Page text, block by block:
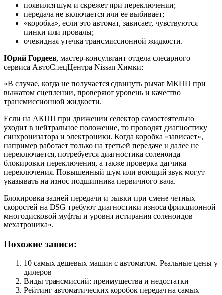
появился шум и скрежет при переключении;
передача не включается или ее выбивает;
«коробка», если это автомат, зависает, чувствуются
пинки или провалы;
очевидная утечка трансмиссионной жидкости.
Юрий Гордеев, мастер-консультант отдела слесарного
сервиса АвтоСпецЦентра Nissan Химки:
«В случае, когда не получается сдвинуть рычаг МКПП при
выжатом сцеплении, проверяют уровень и качество
трансмиссионной жидкости.
Если на АКПП при движении селектор самостоятельно
уходит в нейтральное положение, то проводят диагностику
синхронизатора и электроники. Когда коробка «зависает»,
например работает только на третьей передаче и далее не
переключается, потребуется диагностика соленоида
блокировки переключения, а также проверка датчика
переключения. Повышенный шум или воющий звук могут
указывать на износ подшипника первичного вала.
Блокировка задней передачи и рывки при смене четных
скоростей на DSG требуют диагностики износа фрикционной
многодисковой муфты и уровня истирания соленоидов
мехатроника».
Похожие записи:
10 самых дешевых машин с автоматом. Реальные цены у
дилеров
Виды трансмиссий: преимущества и недостатки
Рейтинг автоматических коробок передач на самых